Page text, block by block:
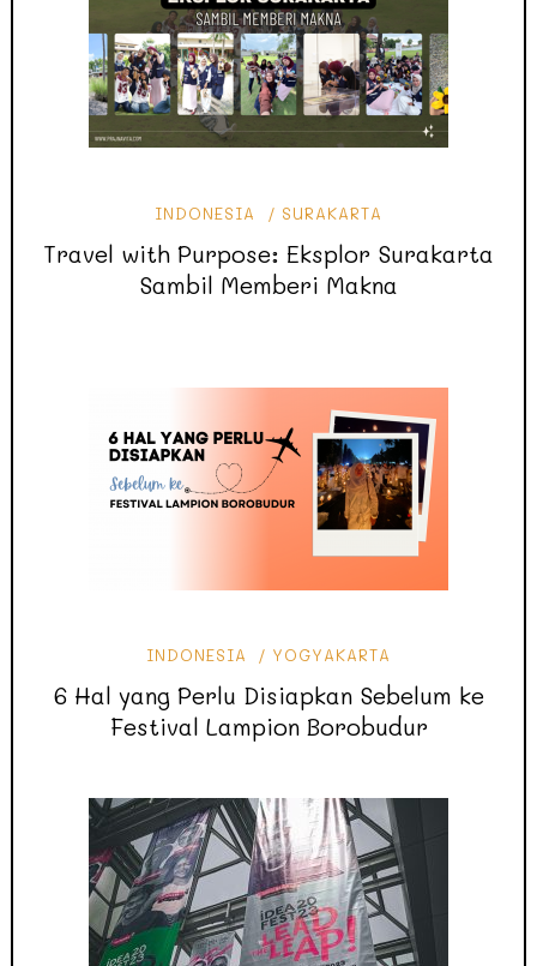
INDONESIA SURAKARTA
Travel with Purpose: Eksplor Surakarta
Sambil Memberi Makna
INDONESIA YOGYAKARTA
6 Hal yang Perlu Disiapkan Sebelum ke
Festival Lampion Borobudur